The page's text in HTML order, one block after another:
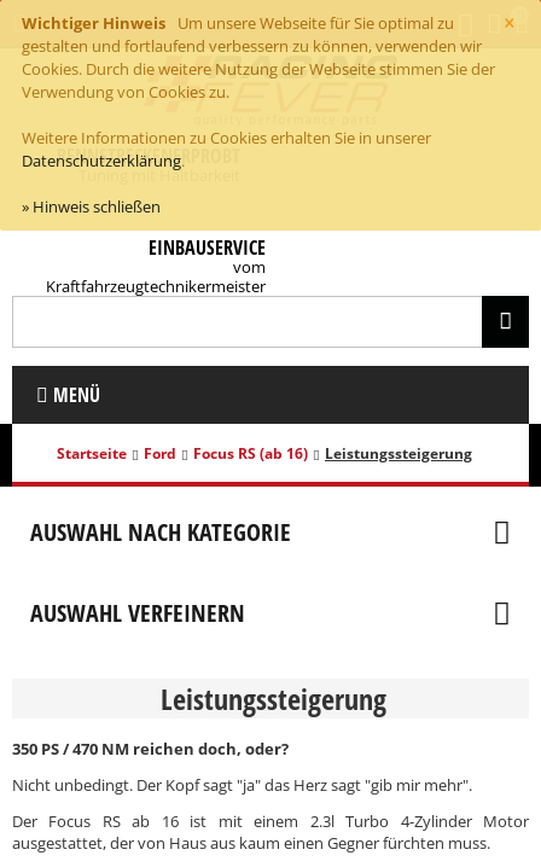
×
Wichtiger Hinweis
Um unsere Webseite für Sie optimal zu
gestalten und fortlaufend verbessern zu können, verwenden wir
Cookies. Durch die weitere Nutzung der Webseite stimmen Sie der
Verwendung von Cookies zu.
Weitere Informationen zu Cookies erhalten Sie in unserer
Datenschutzerklärung.
» Hinweis schließen
RENNSTRECKENERPROBT
Tuning mit Haltbarkeit
EINBAUSERVICE
vom
Kraftfahrzeugtechnikermeister
MENÜ
Startseite Ford Focus RS (ab 16) Leistungssteigerung
AUSWAHL NACH KATEGORIE
AUSWAHL VERFEINERN
Leistungssteigerung
350 PS / 470 NM reichen doch, oder?
Nicht unbedingt. Der Kopf sagt "ja" das Herz sagt "gib mir mehr".
Der Focus RS ab 16 ist mit einem 2.3l Turbo 4-Zylinder Motor
ausgestattet, der von Haus aus kaum einen Gegner fürchten muss.